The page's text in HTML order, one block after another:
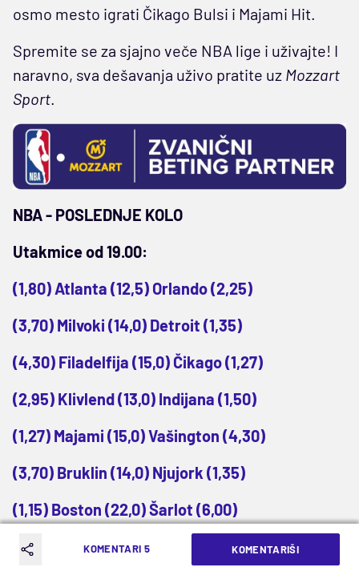
osmo mesto igrati Čikago Bulsi i Majami Hit.
Spremite se za sjajno veče NBA lige i uživajte! I
naravno, sva dešavanja uživo pratite uz Mozzart
Sport.
NBA - POSLEDNJE KOLO
Utakmice od 19.00:
(1,80) Atlanta (12,5) Orlando (2,25)
(3,70) Milvoki (14,0) Detroit (1,35)
(4,30) Filadelfija (15,0) Čikago (1,27)
(2,95) Klivlend (13,0) Indijana (1,50)
(1,27) Majami (15,0) Vašington (4,30)
(3,70) Bruklin (14,0) Njujork (1,35)
(1,15) Boston (22,0) Šarlot (6,00)
Utakmice od 21.30:
KOMENTARI 5 KOMENTARIŠI